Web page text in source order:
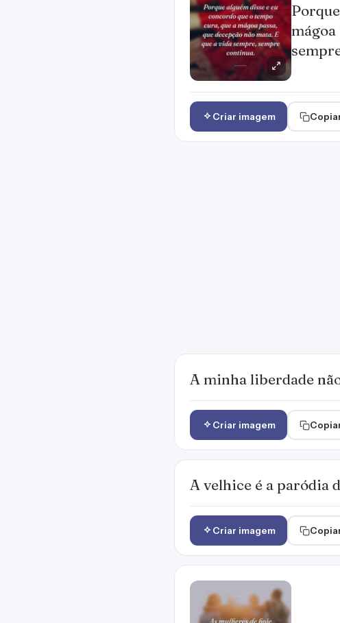
mágoa
Criar imagem
A minha liberdade
Criar imagem
A velhice é a paródia
Criar imagem